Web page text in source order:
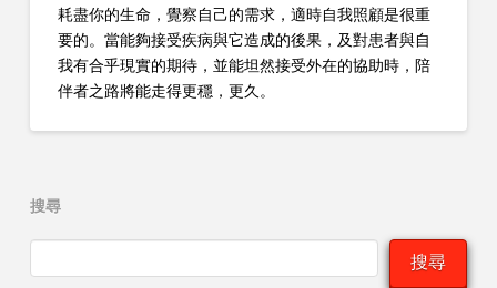
耗盡你的生命，覺察自己的需求，適時自我照顧是很重
要的。當能夠接受疾病與它造成的後果，及對患者與自
我有合乎現實的期待，並能坦然接受外在的協助時，陪
伴者之路將能走得更穩，更久。
搜尋
搜尋